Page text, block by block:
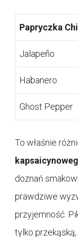
Papryczka
Jalapeño
Habanero
Ghost Pepper
To właśnie
doznań
prawdziwe
przyjemność.
tylko